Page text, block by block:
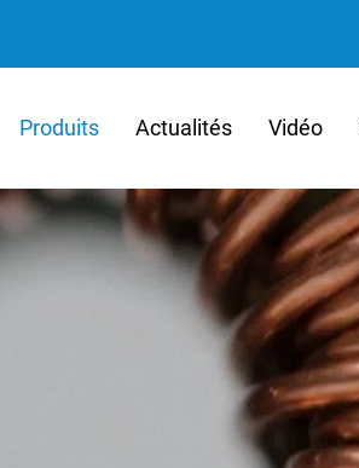
Produits Actualités Vidéo